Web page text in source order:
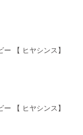
メール
時〜9月
んが１
「Audie
その結
み
なさま
【 ヒヤシンス】
【 ヒヤシンス】